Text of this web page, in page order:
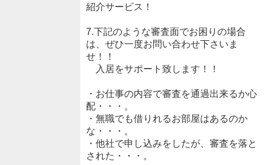
紹介サービス！
7.下記のような審査面でお困りの場合
は、ぜひ一度お問い合わせ下さいま
せ！！
入居をサポート致します！！
・お仕事の内容で審査を通過出来るか心
配・・・。
・無職でも借りれるお部屋はあるのか
な・・・。
・他社で申し込みをしたが、審査を落と
された・・・。